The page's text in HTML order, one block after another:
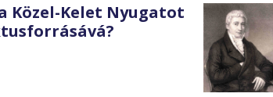
Közel-Kelet Nyugatot